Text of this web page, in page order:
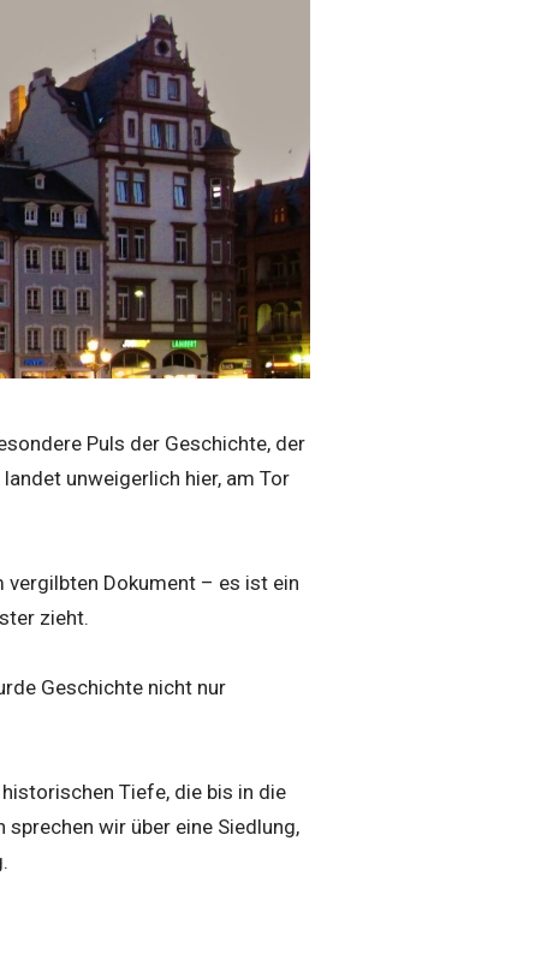
Puls der Geschichte, der
unweigerlich hier, am Tor
vergilbten Dokument – es ist ein
zieht.
Geschichte nicht nur
Tiefe, die bis in die
sprechen wir über eine Siedlung,